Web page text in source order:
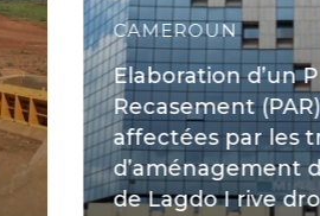
CAMEROUN
Elaboration d’un
Recasement
affectées par les
d’aménagement
de Lagdo I rive